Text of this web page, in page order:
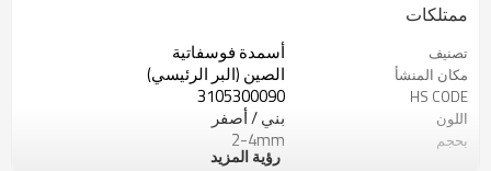
ممتلكات
تصنيف أسمدة فوسفاتية
مكان المنشأ الصين (البر الرئيسي)
HS CODE
3105300090
اللون بني / أصفر
بحجم 2-4mm
درجة الزراعة
رؤية المزيد